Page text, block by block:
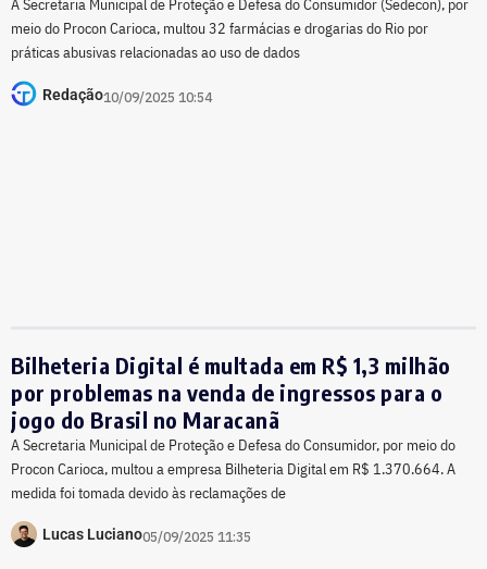
A Secretaria Municipal de Proteção e Defesa do Consumidor (Sedecon), por
meio do Procon Carioca, multou 32 farmácias e drogarias do Rio por
práticas abusivas relacionadas ao uso de dados
Redação10/09/2025 10:54
Bilheteria Digital é multada em R$ 1,3 milhão
por problemas na venda de ingressos para o
jogo do Brasil no Maracanã
A Secretaria Municipal de Proteção e Defesa do Consumidor, por meio do
Procon Carioca, multou a empresa Bilheteria Digital em R$ 1.370.664. A
medida foi tomada devido às reclamações de
Lucas Luciano05/09/2025 11:35